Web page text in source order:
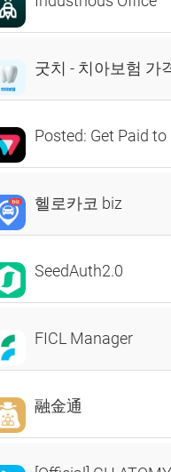
굿치 - 치아보험 가
Posted: Get Paid to
헬로카코 biz
SeedAuth2.0
FICL Manager
融金通